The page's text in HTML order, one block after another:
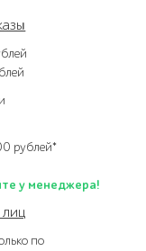
рублей*
у менеджера!
по